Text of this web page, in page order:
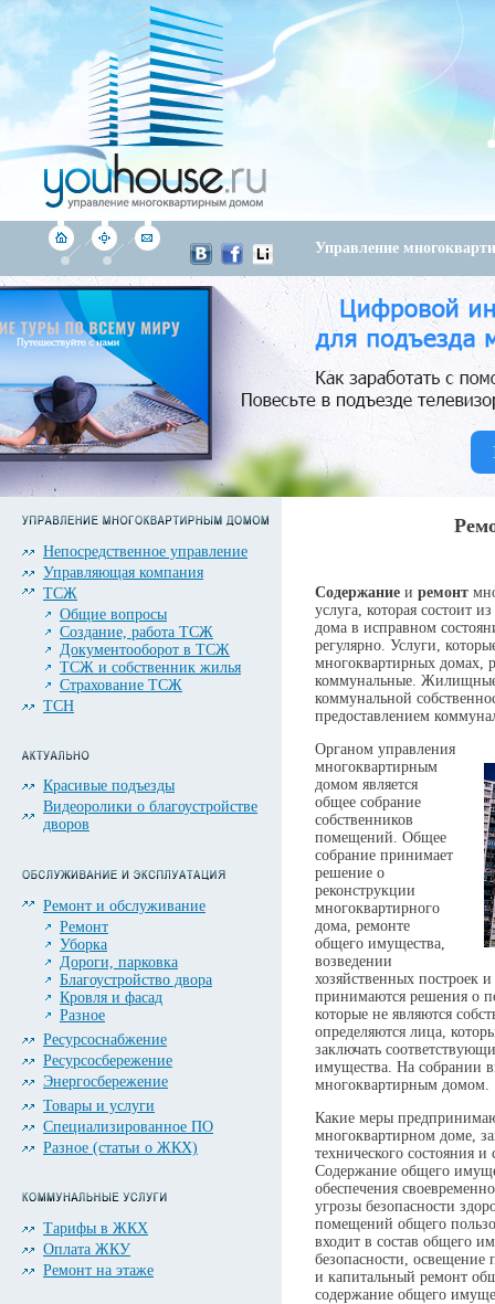
Управление
Непосредственное управление
Управляющая компания
ТСЖ
Общие вопросы
Создание, работа ТСЖ
Документооборот в ТСЖ
ТСЖ и собственник жилья
Страхование ТСЖ
ТСН
Красивые подъезды
Видеоролики о благоустройстве
дворов
Ремонт и обслуживание
Ремонт
Уборка
Дороги, парковка
Благоустройство двора
Кровля и фасад
Разное
Ресурсоснабжение
Ресурсосбережение
Энергосбережение
Товары и услуги
Специализированное ПО
Разное (статьи о ЖКХ)
Тарифы в ЖКХ
Оплата ЖКУ
Ремонт на этаже
Содержание и ремонт
услуга, которая состоит
дома в исправном
регулярно. Услуги,
многоквартирных домах,
коммунальные.
коммунальной
предоставлением
Органом управления
многоквартирным
домом является
общее собрание
собственников
помещений. Общее
собрание принимает
решение о
реконструкции
многоквартирного
дома, ремонте
общего имущества,
возведении
хозяйственных построек
принимаются решения о
которые не являются
определяются лица,
заключать
имущества. На собрании
многоквартирным домом.
Какие меры
многоквартирном доме,
технического состояния
Содержание общего
обеспечения
угрозы безопасности
помещений общего
входит в состав общего
безопасности,
и капитальный ремонт
содержание общего